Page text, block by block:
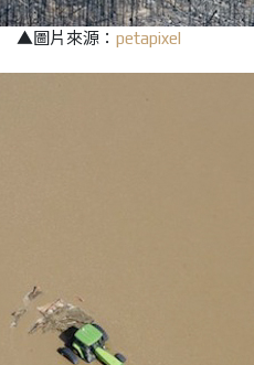
▲圖片來源： petapixel